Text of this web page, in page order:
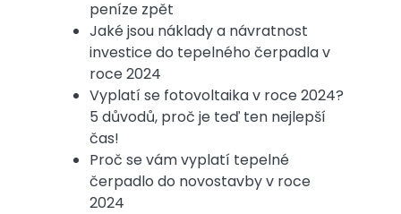
peníze zpět
Jaké jsou náklady a návratnost
investice do tepelného čerpadla v
roce 2024
Vyplatí se fotovoltaika v roce 2024?
5 důvodů, proč je teď ten nejlepší
čas!
Proč se vám vyplatí tepelné
čerpadlo do novostavby v roce
2024